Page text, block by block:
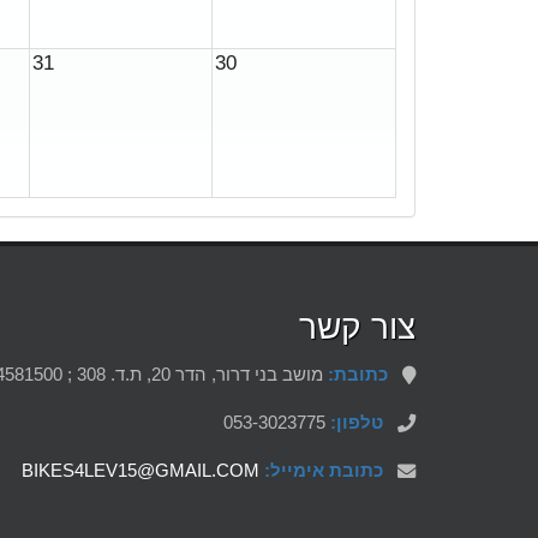
31 30
צור קשר
כתובת: מושב בני דרור, הדר 20, ת.ד. 308 ; 4581500
טלפון:
כתובת אימייל: BIKES4LEV15@GMAIL.COM